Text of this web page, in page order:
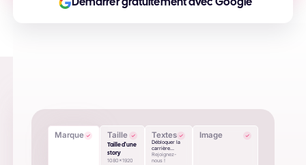
Démarrer gratuitement avec Google
Marque Taille
Taille d'une
story
1080x1920
Textes
Débloquer la
carrière...
Rejoignez-
nous !
Image